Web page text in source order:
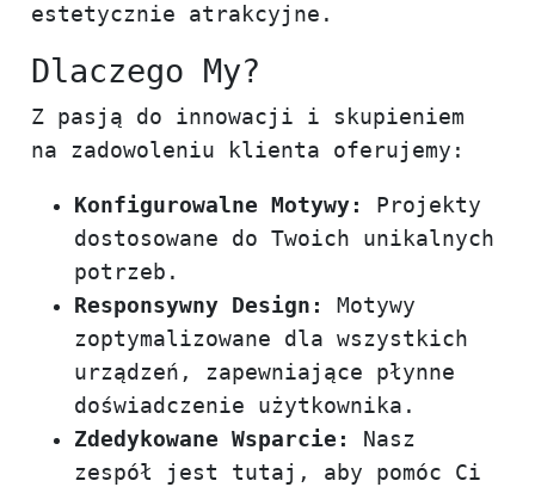
estetycznie atrakcyjne.
Dlaczego My?
Z pasją do innowacji i skupieniem
na zadowoleniu klienta oferujemy:
Konfigurowalne Motywy:
Projekty
dostosowane do Twoich unikalnych
potrzeb.
Responsywny Design:
Motywy
zoptymalizowane dla wszystkich
urządzeń, zapewniające płynne
doświadczenie użytkownika.
Zdedykowane Wsparcie:
Nasz
zespół jest tutaj, aby pomóc Ci